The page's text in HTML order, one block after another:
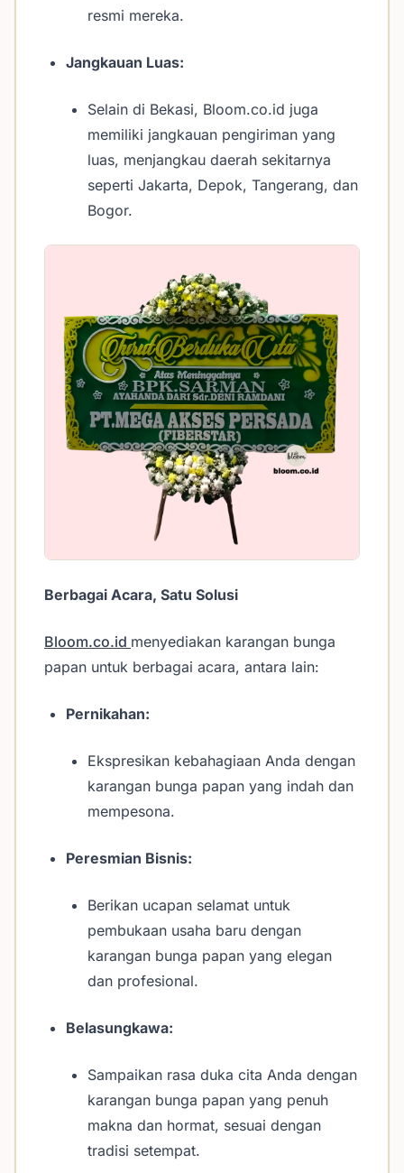
resmi mereka.
Jangkauan Luas:
Selain di Bekasi, Bloom.co.id juga
memiliki jangkauan pengiriman yang
luas, menjangkau daerah sekitarnya
seperti Jakarta, Depok, Tangerang, dan
Bogor.
Berbagai Acara, Satu Solusi
Bloom.co.id menyediakan karangan bunga
papan untuk berbagai acara, antara lain:
Pernikahan:
Ekspresikan kebahagiaan Anda dengan
karangan bunga papan yang indah dan
mempesona.
Peresmian Bisnis:
Berikan ucapan selamat untuk
pembukaan usaha baru dengan
karangan bunga papan yang elegan
dan profesional.
Belasungkawa:
Sampaikan rasa duka cita Anda dengan
karangan bunga papan yang penuh
makna dan hormat, sesuai dengan
tradisi setempat.